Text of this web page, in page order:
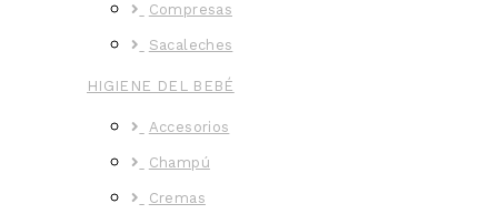
Compresas
Sacaleches
HIGIENE DEL BEBÉ
Accesorios
Champú
Cremas